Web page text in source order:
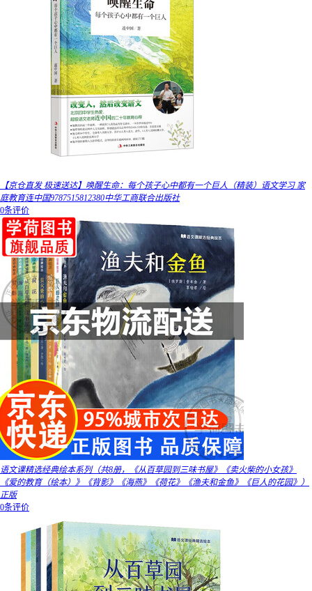
【京仓直发 极速送达】唤醒生命：每个孩子心中都有一个巨人（精装）语文学习 家
庭教育连中国9787515812380中华工商联合出版社
0条评价
语文课精选经典绘本系列（共8册，《从百草园到三味书屋》《卖火柴的小女孩》
《爱的教育（绘本）》《背影》《海燕》《荷花》《渔夫和金鱼》《巨人的花园》）
正版
0条评价